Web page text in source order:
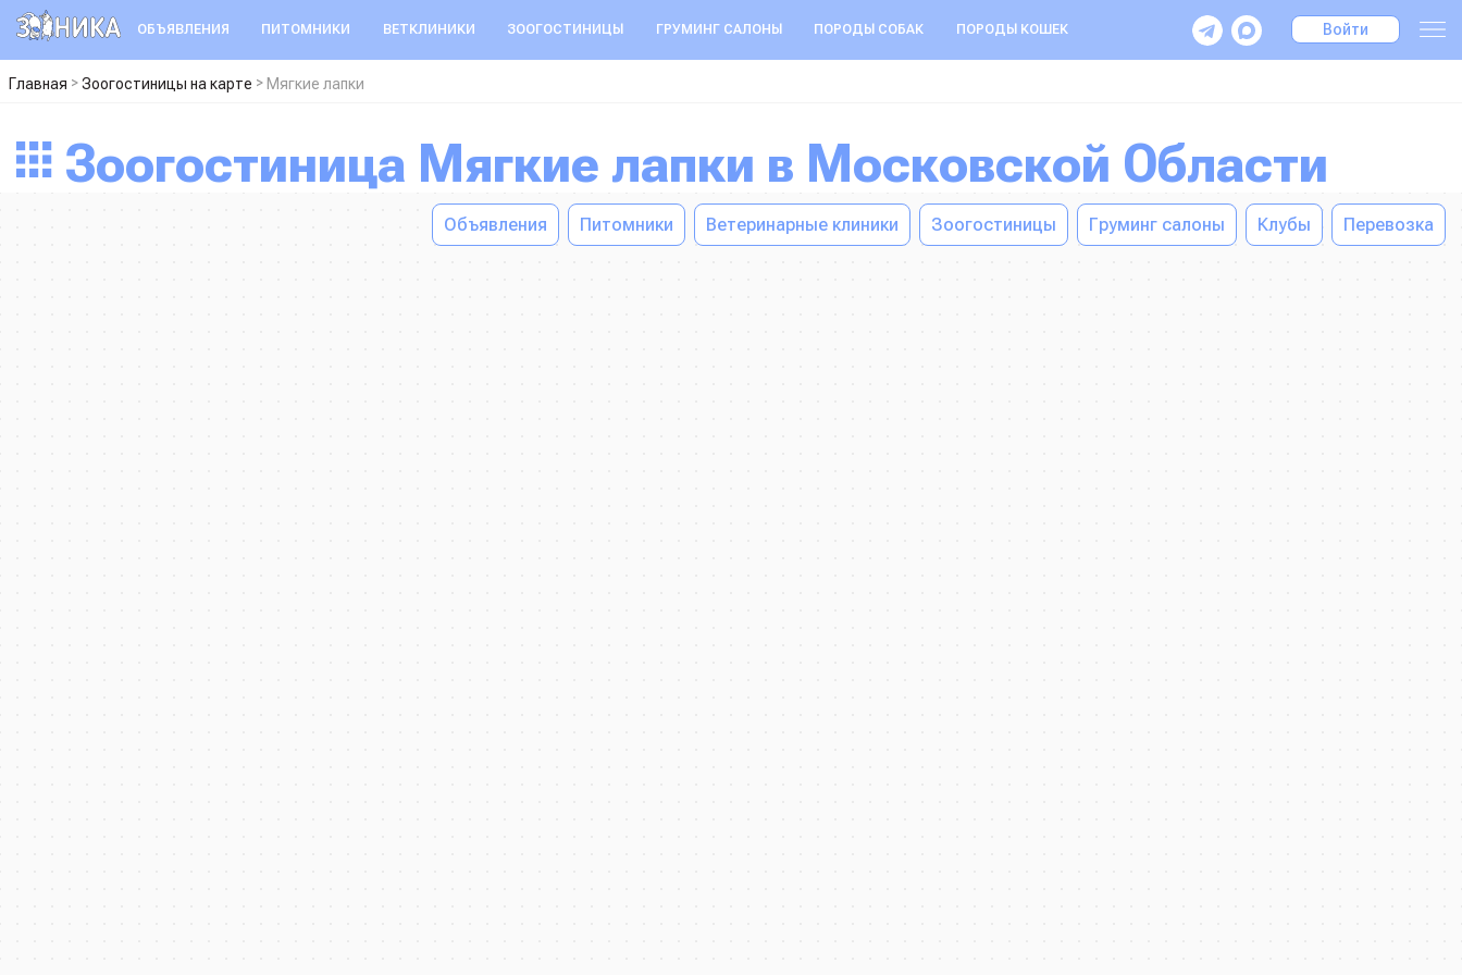
ОБЪЯВЛЕНИЯ ПИТОМНИКИ ВЕТКЛИНИКИ ЗООГОСТИНИЦЫ ГРУМИНГ САЛОНЫ ПОРОДЫ СОБАК ПОРОДЫ КОШЕК Войти
Главная >Зоогостиницы на карте > Мягкие лапки
Зоогостиница Мягкие лапки в Московской Области
Объявления Питомники Ветеринарные клиники Зоогостиницы Груминг салоны Клубы Перевозка